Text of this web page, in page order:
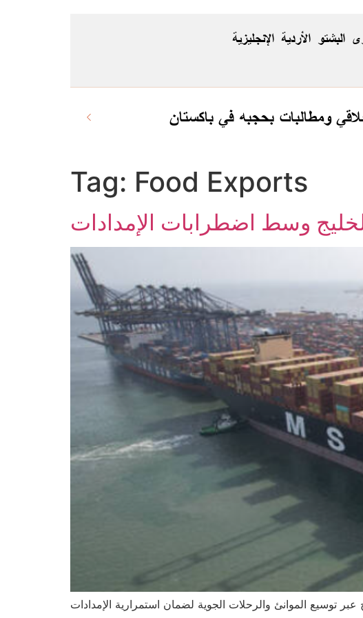
الإنجليزية الأردية البشتو
ومطالبات بحجبه في باكستان
Tag: Food Exports
وسط اضطرابات الإمدادات
توسيع الموانئ والرحلات الجوية لضمان استمرارية الإمدادات